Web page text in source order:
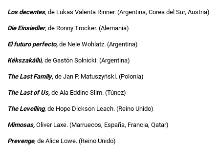
Los decentes, de Lukas Valenta Rinner. (Argentina, Corea del Sur, Austria)
Die Einsiedler, de Ronny Trocker. (Alemania)
El futuro perfecto, de Nele Wohlatz. (Argentina)
Kékszakállú, de Gastón Solnicki. (Argentina)
The Last Family, de Jan P. Matuszyński. (Polonia)
The Last of Us, de Ala Eddine Slim. (Túnez)
The Levelling, de Hope Dickson Leach. (Reino Unido)
Mimosas, Oliver Laxe. (Marruecos, España, Francia, Qatar)
Prevenge, de Alice Lowe. (Reino Unido)